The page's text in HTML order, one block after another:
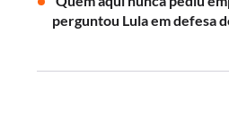
perguntou Lula em defesa